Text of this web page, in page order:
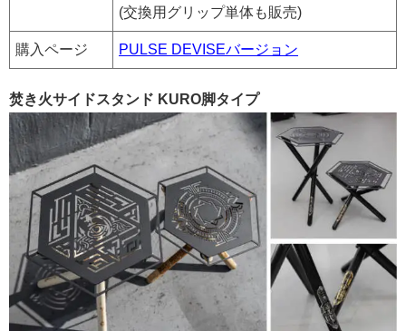
(交換用グリップ単体も販売)
購入ページ PULSE DEVISEバージョン
焚き火サイドスタンド KURO脚タイプ